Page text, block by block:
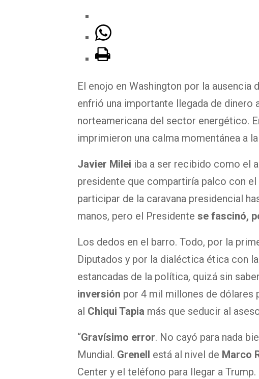
El enojo en Washington por la
enfrió una importante llegada de dinero
norteamericana del sector energético.
imprimieron una calma momentánea a
Javier Milei iba a ser recibido como el
presidente que compartiría palco con
participar de la caravana presidencial
manos, pero el Presidente se fascinó,
Los dedos en el barro. Todo, por la
Diputados y por la dialéctica ética con
estancadas de la política, quizá sin
inversión por 4 mil millones de dólares
al Chiqui Tapia más que seducir al
“Gravísimo error. No cayó para nada
Mundial. Grenell está al nivel de Marco
Center y el teléfono para llegar a Trump.